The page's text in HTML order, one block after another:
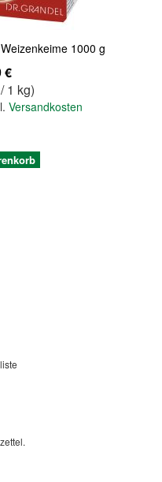
1000 g
€
/ 1 kg)
Versandkosten